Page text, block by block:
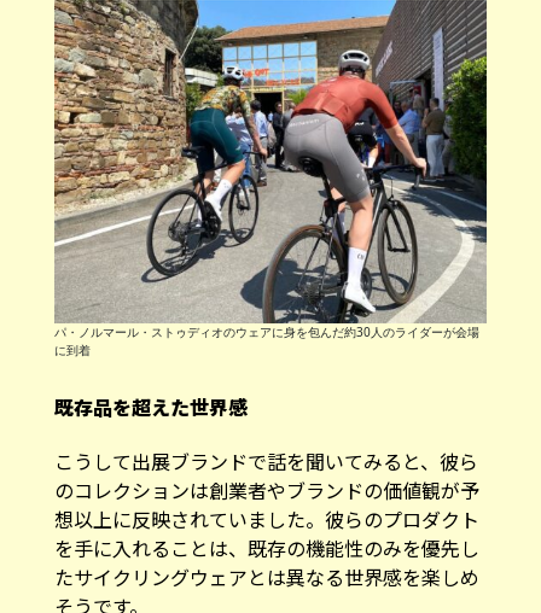
パ・ノルマール・ストゥディオのウェアに身を包んだ約30人のライダーが会場
に到着
既存品を超えた世界感
こうして出展ブランドで話を聞いてみると、彼ら
のコレクションは創業者やブランドの価値観が予
想以上に反映されていました。彼らのプロダクト
を手に入れることは、既存の機能性のみを優先し
たサイクリングウェアとは異なる世界感を楽しめ
そうです。